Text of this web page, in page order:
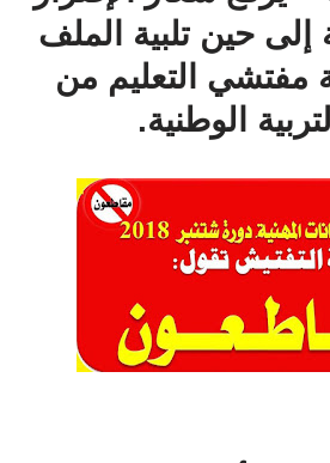
حين تلبية الملف
مفتشي التعليم من
الوطنية.